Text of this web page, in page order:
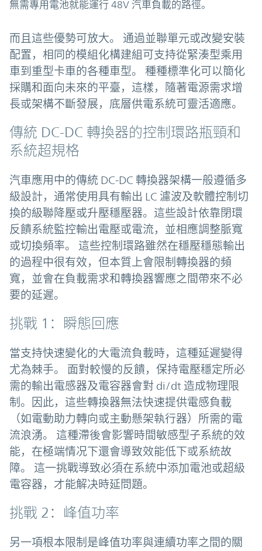
無需專用電池就能運行 48V 汽車負載的路徑。
而且這些優勢可放大。 通過並聯單元或改變安裝
配置，相同的模組化構建組可支持從緊湊型乘用
車到重型卡車的各種車型。 種種標準化可以簡化
採購和面向未來的平臺，這樣，隨著電源需求增
長或架構不斷發展，底層供電系統可靈活適應。
傳統 DC-DC 轉換器的控制環路瓶頸和
系統超規格
汽車應用中的傳統 DC-DC 轉換器架構一般遵循多
級設計，通常使用具有輸出 LC 濾波及軟體控制切
換的級聯降壓或升壓穩壓器。這些設計依靠閉環
反饋系統監控輸出電壓或電流，並相應調整脈寬
或切換頻率。 這些控制環路雖然在穩壓穩態輸出
的過程中很有效，但本質上會限制轉換器的頻
寬，並會在負載需求和轉換器響應之間帶來不必
要的延遲。
挑戰 1：瞬態回應
當支持快速變化的大電流負載時，這種延遲變得
尤為棘手。 面對較慢的反饋，保持電壓穩定所必
需的輸出電感器及電容器會對 di/dt 造成物理限
制。因此，這些轉換器無法快速提供電感負載
（如電動助力轉向或主動懸架執行器）所需的電
流浪湧。 這種滯後會影響時間敏感型子系統的效
能，在極端情况下還會導致效能低下或系統故
障。 這一挑戰導致必須在系統中添加電池或超級
電容器，才能解决時延問題。
挑戰 2：峰值功率
另一項根本限制是峰值功率與連續功率之間的關